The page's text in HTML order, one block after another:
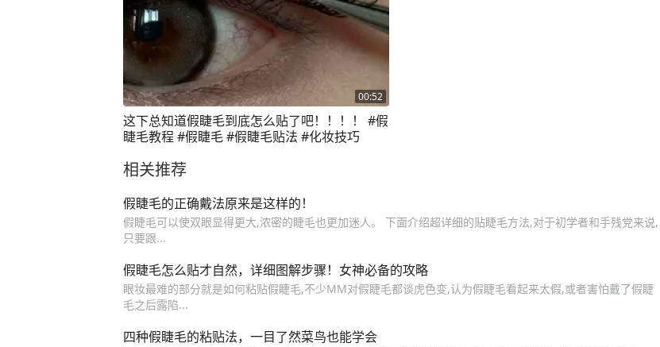
00:52
这下总知道假睫毛到底怎么贴了吧！！！！ #假
睫毛教程 #假睫毛 #假睫毛贴法 #化妆技巧
相关推荐
假睫毛的正确戴法原来是这样的！
假睫毛可以使双眼显得更大,浓密的睫毛也更加迷人。 下面介绍超详细的贴睫毛方法,对于初学者和手残党来说,
只要跟...
假睫毛怎么贴才自然，详细图解步骤！女神必备的攻略
眼妆最难的部分就是如何粘贴假睫毛,不少MM对假睫毛都谈虎色变,认为假睫毛看起来太假,或者害怕戴了假睫
毛之后露陷...
四种假睫毛的粘贴法，一目了然菜鸟也能学会